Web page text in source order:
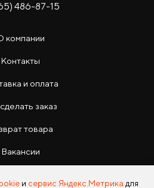
486-87-15
компании
Контакты
и оплата
заказ
товара
Вакансии
и сервис Яндекс.Метрика для